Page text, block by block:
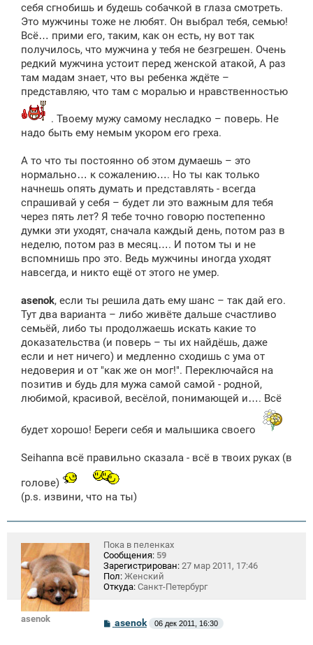
себя сгнобишь и будешь собачкой в глаза смотреть.
Это мужчины тоже не любят. Он выбрал тебя, семью!
Всё… прими его, таким, как он есть, ну вот так
получилось, что мужчина у тебя не безгрешен. Очень
редкий мужчина устоит перед женской атакой, А раз
там мадам знает, что вы ребенка ждёте –
представляю, что там с моралью и нравственностью
. Твоему мужу самому несладко – поверь. Не
надо быть ему немым укором его греха.
А то что ты постоянно об этом думаешь – это
нормально… к сожалению…. Но ты как только
начнешь опять думать и представлять - всегда
спрашивай у себя – будет ли это важным для тебя
через пять лет? Я тебе точно говорю постепенно
думки эти уходят, сначала каждый день, потом раз в
неделю, потом раз в месяц…. И потом ты и не
вспомнишь про это. Ведь мужчины иногда уходят
навсегда, и никто ещё от этого не умер.
asenok, если ты решила дать ему шанс – так дай его.
Тут два варианта – либо живёте дальше счастливо
семьёй, либо ты продолжаешь искать какие то
доказательства (и поверь – ты их найдёшь, даже
если и нет ничего) и медленно сходишь с ума от
недоверия и от "как же он мог!". Переключайся на
позитив и будь для мужа самой самой - родной,
любимой, красивой, весёлой, понимающей и…. Всё
будет хорошо! Береги себя и малышика своего
Seihanna всё правильно сказала - всё в твоих руках (в
голове)
(p.s. извини, что на ты)
asenok
Пока в пеленках
Сообщения: 59
Зарегистрирован: 27 мар 2011, 17:46
Пол: Женский
Откуда: Санкт-Петербург
Сasenok 06 дек 2011, 16:30